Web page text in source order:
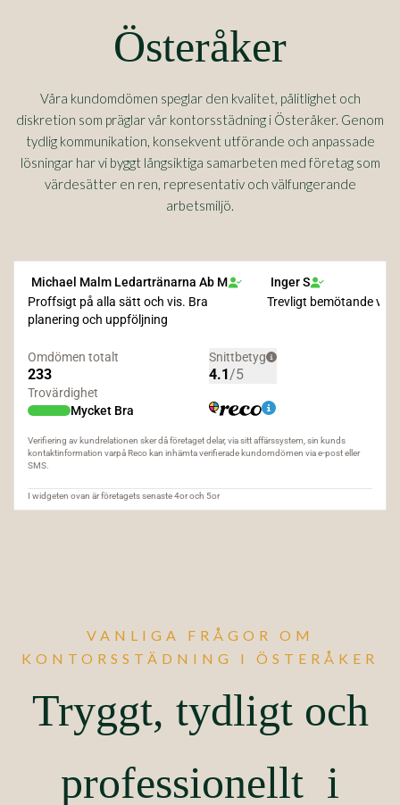
Österåker
Våra kundomdömen speglar den kvalitet, pålitlighet och
diskretion som präglar vår kontorsstädning i Österåker. Genom
tydlig kommunikation, konsekvent utförande och anpassade
lösningar har vi byggt långsiktiga samarbeten med företag som
värdesätter en ren, representativ och välfungerande
arbetsmiljö.
VANLIGA FRÅGOR OM
KONTORSSTÄDNING I ÖSTERÅKER
Tryggt, tydligt och
professionellt i